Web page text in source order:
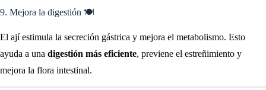
9. Mejora la digestión 🍽️
El ají estimula la secreción gástrica y mejora el metabolismo. Esto
ayuda a una digestión más eficiente, previene el estreñimiento y
mejora la flora intestinal.